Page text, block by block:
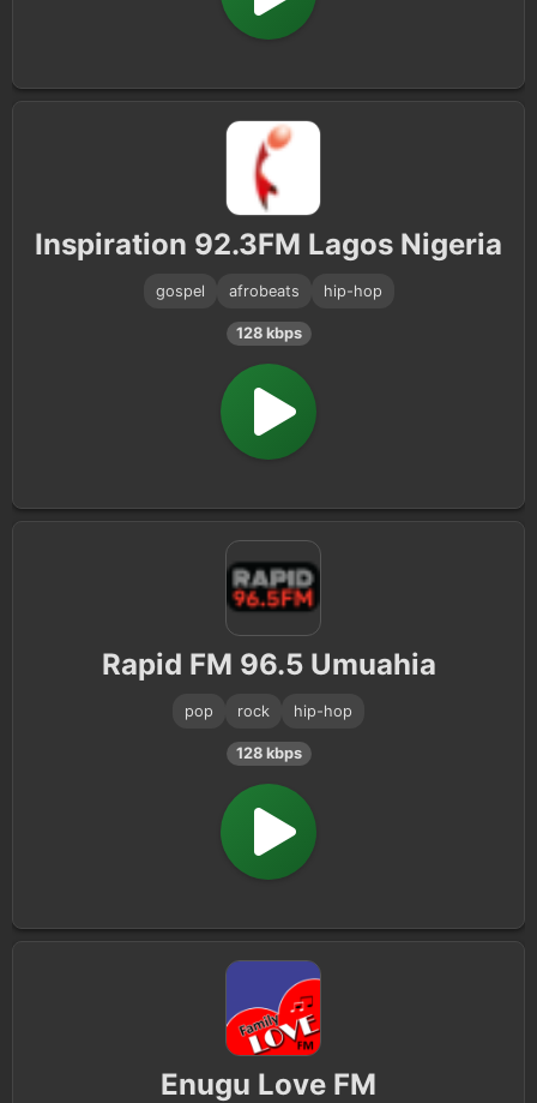
Inspiration 92.3FM Lagos Nigeria
gospel afrobeats hip-hop
128 kbps
Rapid FM 96.5 Umuahia
pop rock hip-hop
128 kbps
Enugu Love FM